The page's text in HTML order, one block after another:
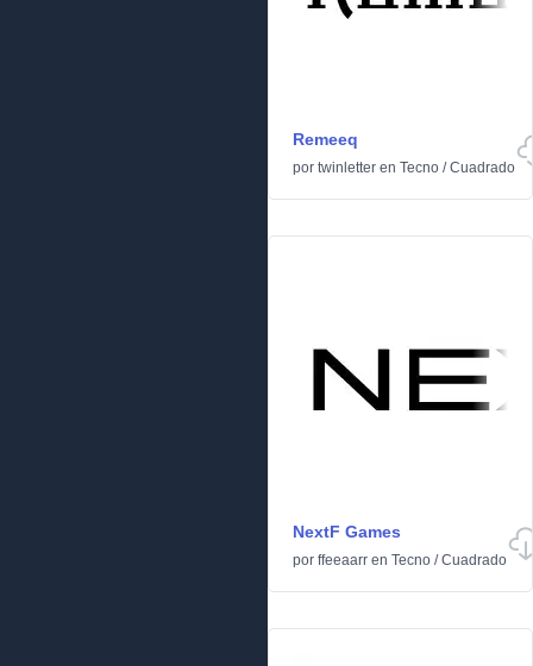
Remeeq
por twinletter en Tecno /Cuadrado
NextF Games
por ffeeaarr en Tecno /Cuadrado